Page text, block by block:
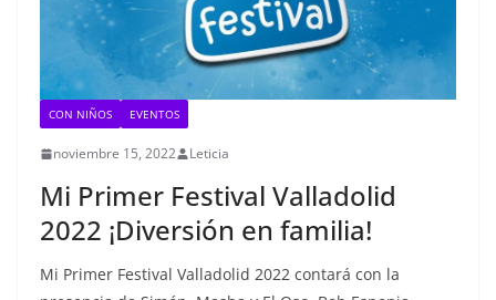
CON NIÑOS EVENTOS
noviembre 15, 2022 Leticia
Mi Primer Festival Valladolid
2022 ¡Diversión en familia!
Mi Primer Festival Valladolid 2022 contará con la